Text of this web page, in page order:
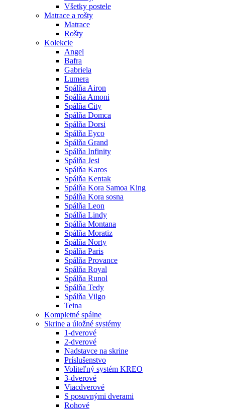
Všetky postele
Matrace a rošty
Matrace
Rošty
Kolekcie
Angel
Bafra
Gabriela
Lumera
Spálňa Airon
Spálňa Amoni
Spálňa City
Spálňa Domca
Spálňa Dorsi
Spálňa Eyco
Spálňa Grand
Spálňa Infinity
Spálňa Jesi
Spálňa Karos
Spálňa Kentak
Spálňa Kora Samoa King
Spálňa Kora sosna
Spálňa Leon
Spálňa Lindy
Spálňa Montana
Spálňa Moratiz
Spálňa Norty
Spálňa Paris
Spálňa Provance
Spálňa Royal
Spálňa Runol
Spálňa Tedy
Spálňa Vilgo
Teina
Kompletné spálne
Skrine a úložné systémy
1-dverové
2-dverové
Nadstavce na skrine
Príslušenstvo
Voliteľný systém KREO
3-dverové
Viacdverové
S posuvnými dverami
Rohové